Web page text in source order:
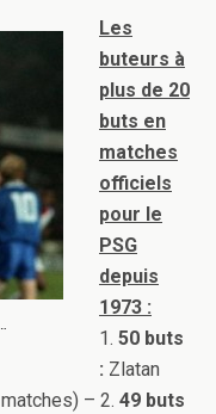
Les
buteurs à
plus de 20
buts en
matches
officiels
pour le
PSG
depuis
1973 :
1. 50 buts
: Zlatan
– 2. 49 buts